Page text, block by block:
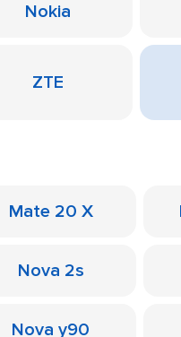
Nokia
ZTE
Mate 20 X
Nova 2s
Nova y90